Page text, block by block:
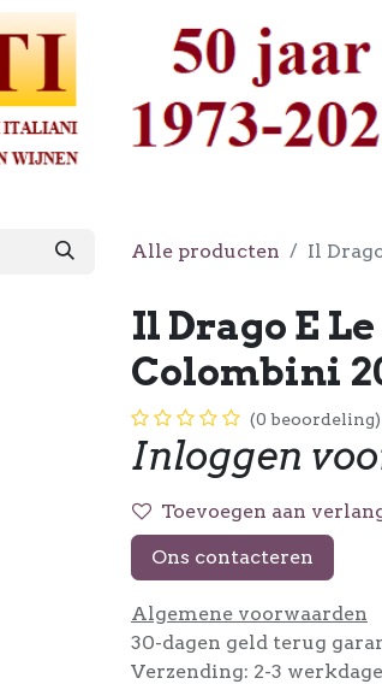
Alle producten Il
Il Drago E
Colombini
(0 beoordeling)
Inloggen
Toevoegen aan
Ons contacteren
Algemene voorwaarden
30-dagen geld terug
Verzending: 2-3